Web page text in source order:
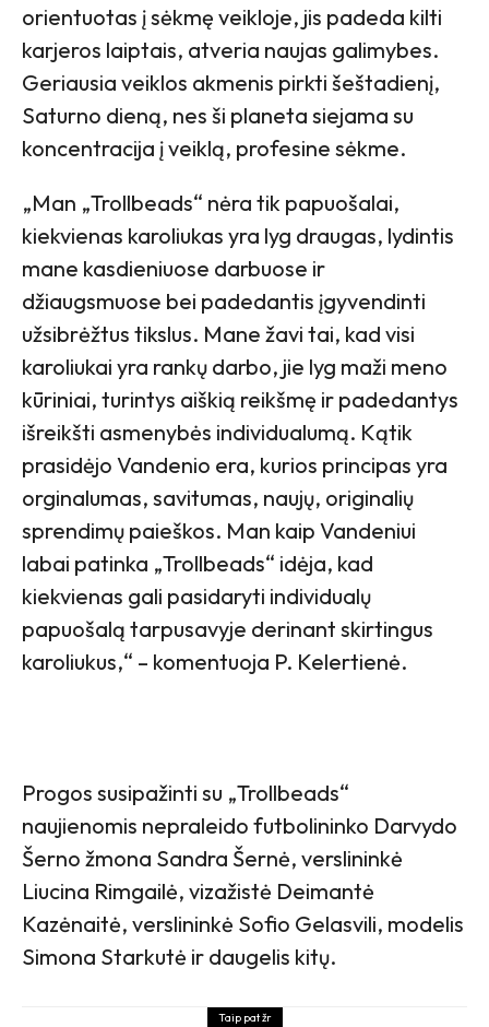
orientuotas į sėkmę veikloje, jis padeda kilti
karjeros laiptais, atveria naujas galimybes.
Geriausia veiklos akmenis pirkti šeštadienį,
Saturno dieną, nes ši planeta siejama su
koncentracija į veiklą, profesine sėkme.
„Man „Trollbeads“ nėra tik papuošalai,
kiekvienas karoliukas yra lyg draugas, lydintis
mane kasdieniuose darbuose ir
džiaugsmuose bei padedantis įgyvendinti
užsibrėžtus tikslus. Mane žavi tai, kad visi
karoliukai yra rankų darbo, jie lyg maži meno
kūriniai, turintys aiškią reikšmę ir padedantys
išreikšti asmenybės individualumą. Kątik
prasidėjo Vandenio era, kurios principas yra
orginalumas, savitumas, naujų, originalių
sprendimų paieškos. Man kaip Vandeniui
labai patinka „Trollbeads“ idėja, kad
kiekvienas gali pasidaryti individualų
papuošalą tarpusavyje derinant skirtingus
karoliukus,“ – komentuoja P. Kelertienė.
Progos susipažinti su „Trollbeads“
naujienomis nepraleido futbolininko Darvydo
Šerno žmona Sandra Šernė, verslininkė
Liucina Rimgailė, vizažistė Deimantė
Kazėnaitė, verslininkė Sofio Gelasvili, modelis
Simona Starkutė ir daugelis kitų.
Taip pat žr